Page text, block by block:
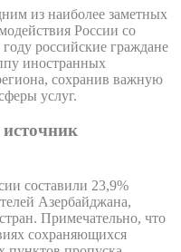
из наиболее заметных
России со
российские граждане
иностранных
сохранив важную
услуг.
составили 23,9%
Азербайджана,
Примечательно, что
сохраняющихся